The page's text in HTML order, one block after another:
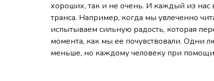
хороших, так и не очень. И каждый из нас
транса. Например, когда мы увлеченно
испытываем сильную радость, которая
момента, как мы ее почувствовали. Одни
меньше, но каждому человеку при